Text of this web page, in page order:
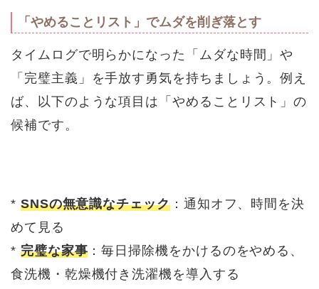
「やめることリスト」でムダを削ぎ落とす
タイムログで明らかになった「ムダな時間」や
「完璧主義」を手放す勇気を持ちましょう。例え
ば、以下のような項目は「やめることリスト」の
候補です。
* SNSの無意識なチェック：通知オフ、時間を決
めて見る
* 完璧な家事 ：毎日掃除機をかけるのをやめる、
食洗機・乾燥機付き洗濯機を導入する